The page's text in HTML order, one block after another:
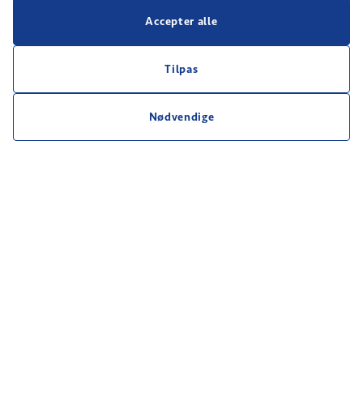
Accepter alle
Tilpas
Nødvendige